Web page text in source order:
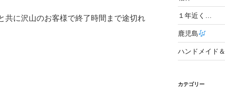
共に沢山のお客様で終了時間まで途切れ
１年近く…
鹿児島
ハンドメイド
カテゴリー